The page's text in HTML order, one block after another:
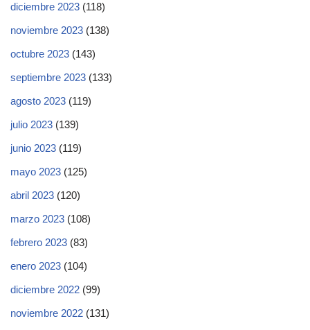
diciembre 2023 (118)
noviembre 2023 (138)
octubre 2023 (143)
septiembre 2023 (133)
agosto 2023 (119)
julio 2023 (139)
junio 2023 (119)
mayo 2023 (125)
abril 2023 (120)
marzo 2023 (108)
febrero 2023 (83)
enero 2023 (104)
diciembre 2022 (99)
noviembre 2022 (131)